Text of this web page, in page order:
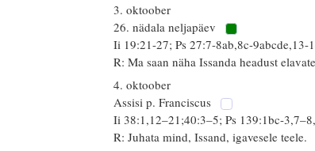
3. oktoober
26. nädala neljapäev
Ii 19:21-27; Ps 27:7-8ab,8c-9abcde,13-
R: Ma saan näha Issanda headust
4. oktoober
Assisi p. Franciscus
Ii 38:1,12–21;40:3–5; Ps 139:1bc-
R: Juhata mind, Issand, igavesele teele.